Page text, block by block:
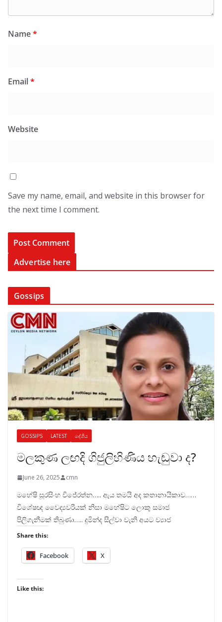
Name*
Email*
Website
Save my name, email, and website in this browser for
the next time I comment.
Advertise here
Gossips
GOSSIPS LATEST දේශීය
මලකුණ ලඟදි ගිජුලිහිණිය හැඬුවා ද?
June 26, 2025 cmn
මහේෂි සූරසිංහ විජේරත්න….. ඇය තමයි අද කතානායිකාව……
විශේෂඥ වෛද්‍යවරියක් නිසා මහේෂිට ලොකු සමාජ
පිලිගැනීමක් තිබුණා….. දුමින්ද සිල්වා වැනි අයට ව්‍යාජ
Share this:
Facebook X
Like this: